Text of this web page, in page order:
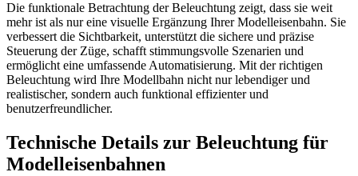
Die funktionale Betrachtung der Beleuchtung zeigt, dass sie weit
mehr ist als nur eine visuelle Ergänzung Ihrer Modelleisenbahn. Sie
verbessert die Sichtbarkeit, unterstützt die sichere und präzise
Steuerung der Züge, schafft stimmungsvolle Szenarien und
ermöglicht eine umfassende Automatisierung. Mit der richtigen
Beleuchtung wird Ihre Modellbahn nicht nur lebendiger und
realistischer, sondern auch funktional effizienter und
benutzerfreundlicher.
Technische Details zur Beleuchtung für
Modelleisenbahnen